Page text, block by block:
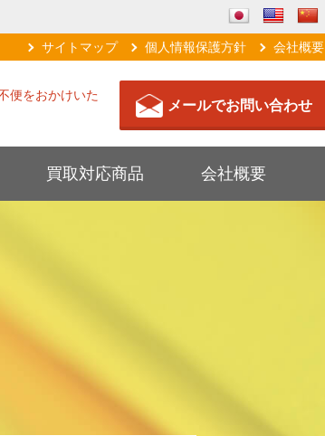
サイトマップ 個人情報保護方針 会社概要
便をおかけいた
メールでお問い合わせ
買取対応商品 会社概要